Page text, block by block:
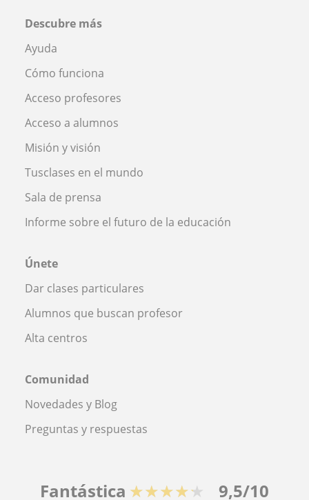
Descubre más
Ayuda
Cómo funciona
Acceso profesores
Acceso a alumnos
Misión y visión
Tusclases en el mundo
Sala de prensa
Informe sobre el futuro de la educación
Únete
Dar clases particulares
Alumnos que buscan profesor
Alta centros
Comunidad
Novedades y Blog
Preguntas y respuestas
Fantástica ★★★★★ 9,5/10